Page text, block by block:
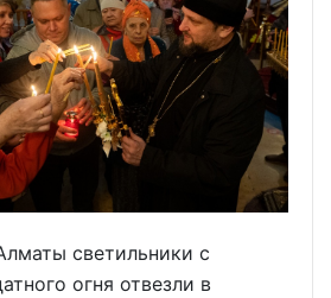
светильники с
огня отвезли в